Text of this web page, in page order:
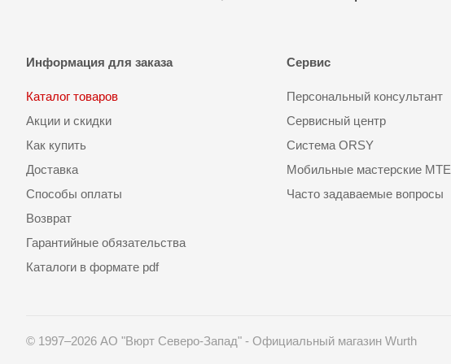
Информация для заказа
Каталог товаров
Акции и скидки
Как купить
Доставка
Способы оплаты
Возврат
Гарантийные обязательства
Каталоги в формате pdf
Сервис
Персональный консультант
Сервисный центр
Система ORSY
Мобильные мастерские MTE
Часто задаваемые вопросы
© 1997–2026 АО "Вюрт Северо-Запад" - Официальный магазин Wurth